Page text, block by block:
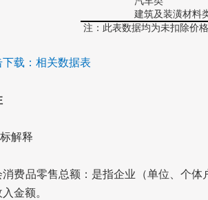
建筑及装潢材料
注：此表数据均为未扣除价
载： 相关数据表
解释
品零售总额：是指企业（单位、个体
金额。